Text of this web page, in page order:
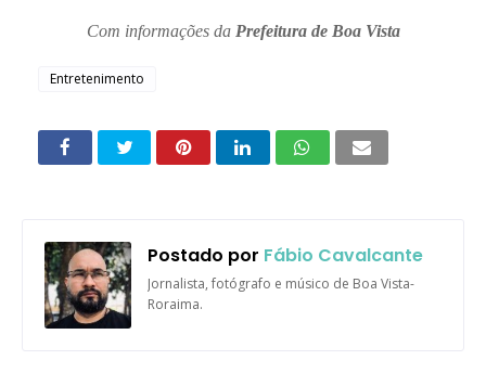
Com informações da Prefeitura de Boa Vista
Entretenimento
Postado por Fábio Cavalcante
Jornalista, fotógrafo e músico de Boa Vista-
Roraima.